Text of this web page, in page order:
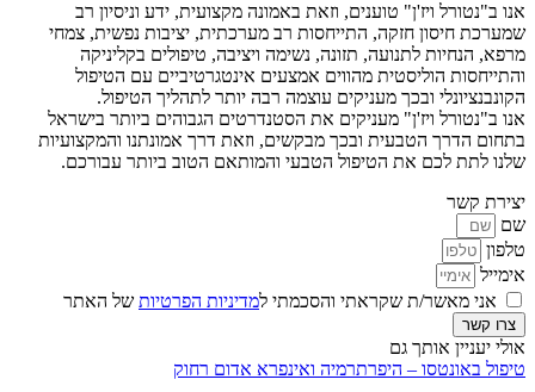
אנו ב"נטורל ויז'ן" טוענים, וזאת באמונה מקצועית, ידע וניסיון רב
שמערכת חיסון חזקה, התייחסות רב מערכתית, יציבות נפשית, צמחי
מרפא, הנחיות לתנועה, תזונה, נשימה ויציבה, טיפולים בקליניקה
והתייחסות הוליסטית מהווים אמצעים אינטגרטיביים עם הטיפול
הקונבנציונלי ובכך מעניקים עוצמה רבה יותר לתהליך הטיפול.
אנו ב"נטורל ויז'ן" מעניקים את הסטנדרטים הגבוהים ביותר בישראל
בתחום הדרך הטבעית ובכך מבקשים, וזאת דרך אמונתנו והמקצועיות
שלנו לתת לכם את הטיפול הטבעי והמותאם הטוב ביותר עבורכם.
יצירת קשר
שם
טלפון
אימייל
אני מאשר/ת שקראתי והסכמתי למדיניות הפרטיות של האתר
צרו קשר
אולי יעניין אותך גם
טיפול באונטסו – היפרתרמיה ואינפרא אדום רחוק